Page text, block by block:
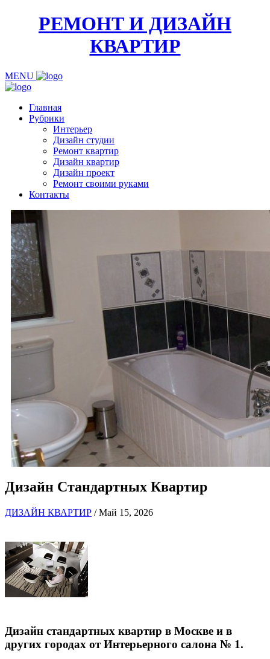
РЕМОНТ И ДИЗАЙН
КВАРТИР
MENU
Главная
Рубрики
Интерьер
Дизайн студии
Ремонт квартир
Дизайн квартир
Дизайн проект
Ремонт своими руками
Контакты
Дизайн Стандартных Квартир
ДИЗАЙН КВАРТИР / Май 15, 2026
Дизайн стандартных квартир в Москве и в
других городах от Интерьерного салона № 1.